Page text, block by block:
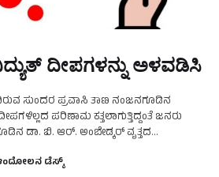
ದೀಪಗಳನ್ನು ಅಳವಡಿಸಿ
ಸುಂದರ ಪ್ರವಾಸಿ ತಾಣ ನಂಜನಗೂಡಿನ
ಪರಿಣಾಮ ಕತ್ತಲಾಗುತ್ತಿದ್ದಂತೆ ಜನರು
ಡಾ. ಬಿ. ಆರ್. ಅಂಬೇಡ್ಕರ್ ವೃತ್ತದ
ಡೆಸ್ಕ್